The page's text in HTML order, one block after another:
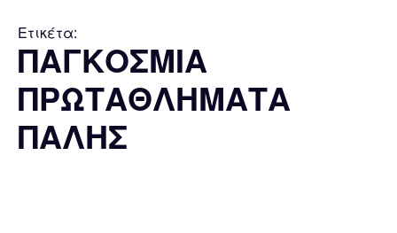
Ετικέτα:
ΠΑΓΚΟΣΜΙΑ
ΠΡΩΤΑΘΛΗΜΑΤΑ
ΠΑΛΗΣ